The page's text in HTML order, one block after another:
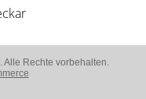
Rechte vorbehalten.